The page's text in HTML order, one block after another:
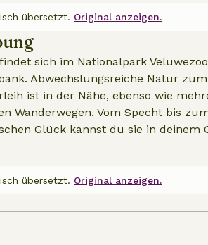
übersetzt. Original anzeigen.
sich im Nationalpark
Abwechslungsreiche Natur
ist in der Nähe, ebenso wie
Wanderwegen. Vom Specht bis
Glück kannst du sie in deinem
ein und haben Waldpflanzen
noch installiert werden. In dieser
Burgers Zoo, Schloss
übersetzt. Original anzeigen.